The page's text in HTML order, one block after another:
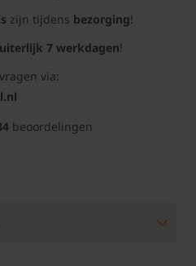
zijn tijdens bezorging!
7 werkdagen!
via:
beoordelingen